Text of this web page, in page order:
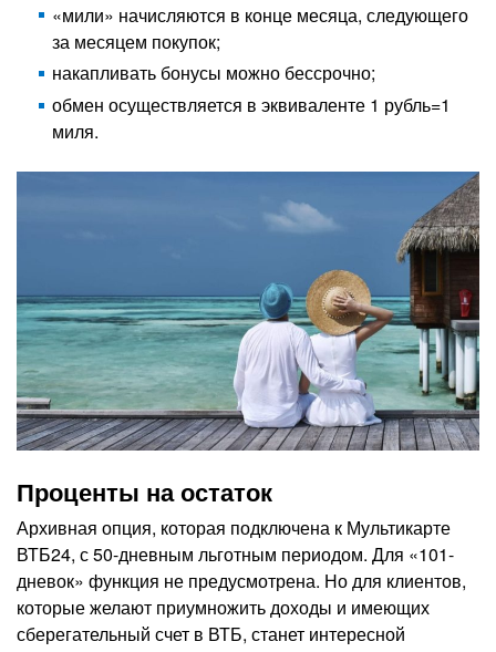
«мили» начисляются в конце месяца, следующего
за месяцем покупок;
накапливать бонусы можно бессрочно;
обмен осуществляется в эквиваленте 1 рубль=1
миля.
Проценты на остаток
Архивная опция, которая подключена к Мультикарте
ВТБ24, с 50-дневным льготным периодом. Для «101-
дневок» функция не предусмотрена. Но для клиентов,
которые желают приумножить доходы и имеющих
сберегательный счет в ВТБ, станет интересной